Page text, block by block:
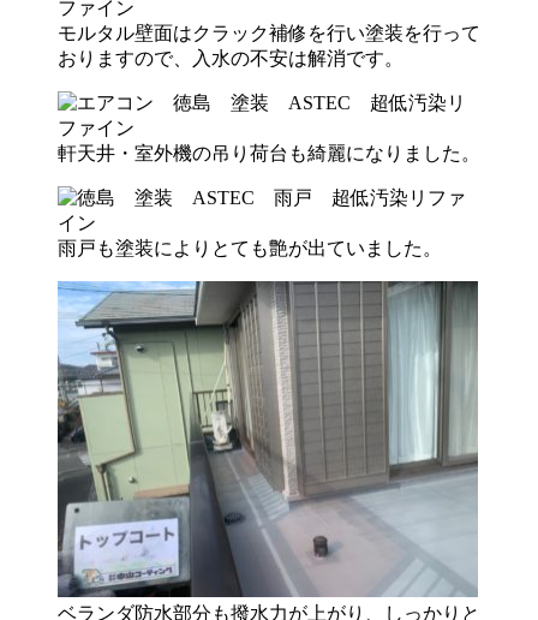
モルタル壁面はクラック補修を行い塗装を行って
おりますので、入水の不安は解消です。
軒天井・室外機の吊り荷台も綺麗になりました。
雨戸も塗装によりとても艶が出ていました。
ベランダ防水部分も撥水力が上がり、しっかりと